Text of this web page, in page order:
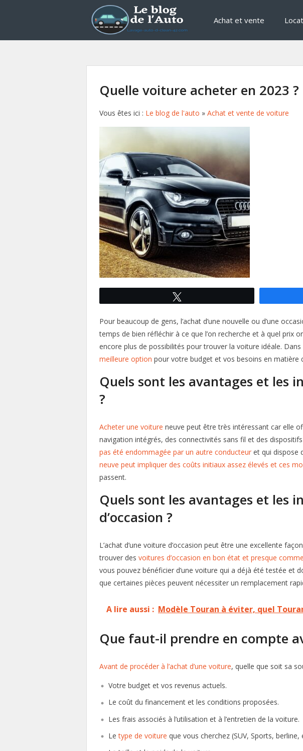
Achat et vente
Quelle voiture acheter en 2023 ?
Vous êtes ici : Le blog de l'auto » Achat et vente de voiture
Pour beaucoup de gens, l’achat d’une nouvelle ou d’une
temps de bien réfléchir à ce que l’on recherche et à quel prix
encore plus de possibilités pour trouver la voiture idéale.
meilleure option pour votre budget et vos besoins en matière
Quels sont les avantages et les
?
Acheter une voiture neuve peut être très intéressant car elle
navigation intégrés, des connectivités sans fil et des
pas été endommagée par un autre conducteur et qui dispose
neuve peut impliquer des coûts initiaux assez élevés et ces
passent.
Quels sont les avantages et les
d’occasion ?
L’achat d’une voiture d’occasion peut être une excellente
trouver des voitures d’occasion en bon état et presque
vous pouvez bénéficier d’une voiture qui a déjà été testée et
que certaines pièces peuvent nécessiter un remplacement
A lire aussi : Modèle Touran à éviter, quel
Que faut-il prendre en compte
Avant de procéder à l’achat d’une voiture, quelle que soit sa
Votre budget et vos revenus actuels.
Le coût du financement et les conditions proposées.
Les frais associés à l’utilisation et à l’entretien de la voiture.
Letype de voiture que vous cherchez (SUV, Sports, berline,